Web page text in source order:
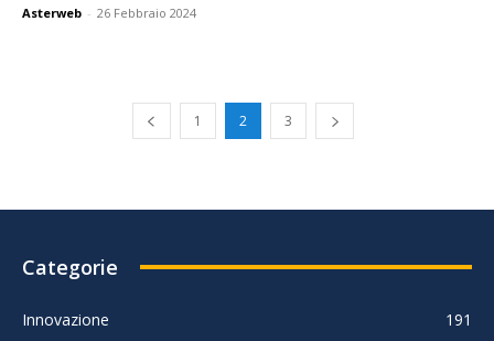
Asterweb - 26 Febbraio 2024
1 2 3
Categorie
Innovazione
191